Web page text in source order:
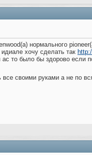
нормального
хочу сделать так
то было бы здорово если
своими руками а не по